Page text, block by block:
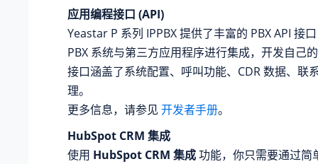
应用编程接口 (API)
Yeastar P 系列 IPPBX提供了丰富的 PBX API 接
PBX 系统与第三方应用程序进行集成，开发自己
接口涵盖了系统配置、呼叫功能、CDR 数据、联
理。
更多信息，请参见 开发者手册。
HubSpot CRM 集成
使用 HubSpot CRM 集成功能，你只需要通过简